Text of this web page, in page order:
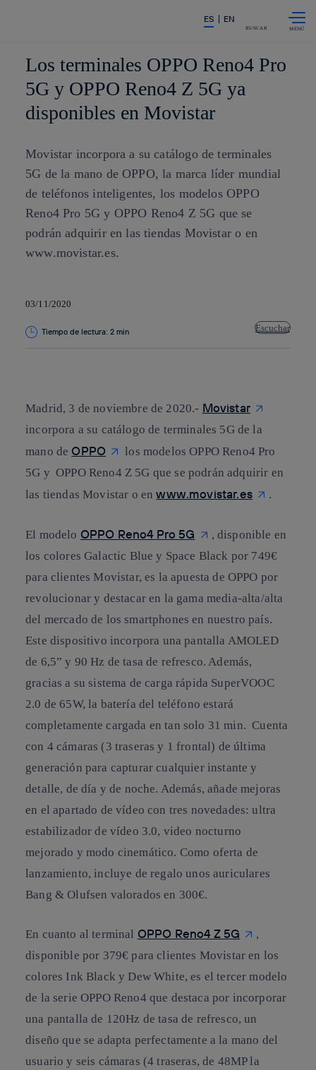
La acción en accionistas e
ES EN
BUSCAR
Los terminales OPPO Reno4 Pro
5G y OPPO Reno4 Z 5G ya
disponibles en Movistar
Movistar incorpora a su catálogo de terminales
5G de la mano de OPPO, la marca líder mundial
de teléfonos inteligentes, los modelos OPPO
Reno4 Pro 5G y OPPO Reno4 Z 5G que se
podrán adquirir en las tiendas Movistar o en
www.movistar.es.
03/11/2020
Tiempo de lectura: 2 min Escuchar
Madrid, 3 de noviembre de 2020.- Movistar
incorpora a su catálogo de terminales 5G de la
mano de OPPO
los modelos OPPO Reno4 Pro
5G y OPPO Reno4 Z 5G que se podrán adquirir en
las tiendas Movistar o enwww.movistar.es .
El modelo OPPO Reno4 Pro 5G
, disponible en
los colores Galactic Blue y Space Black por 749€
para clientes Movistar, es la apuesta de OPPO por
revolucionar y destacar en la gama media-alta/alta
del mercado de los smartphones en nuestro país.
Este dispositivo incorpora una pantalla AMOLED
de 6,5” y 90 Hz de tasa de refresco. Además,
gracias a su sistema de carga rápida SuperVOOC
2.0 de 65W, la batería del teléfono estará
completamente cargada en tan solo 31 min. Cuenta
con 4 cámaras (3 traseras y 1 frontal) de última
generación para capturar cualquier instante y
detalle, de día y de noche. Además, añade mejoras
en el apartado de vídeo con tres novedades: ultra
estabilizador de vídeo 3.0, video nocturno
mejorado y modo cinemático. Como oferta de
lanzamiento, incluye de regalo unos auriculares
Bang & Olufsen valorados en 300€.
En cuanto al terminal OPPO Reno4 Z 5G
,
disponible por 379€ para clientes Movistar en los
colores Ink Black y Dew White, es el tercer modelo
de la serie OPPO Reno4 que destaca por incorporar
una pantalla de 120Hz de tasa de refresco, un
diseño que se adapta perfectamente a la mano del
usuario y seis cámaras (4 traseras, de 48MP la